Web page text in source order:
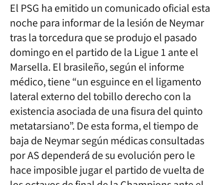
El PSG ha emitido un comunicado oficial esta
noche para informar de la lesión de Neymar
tras la torcedura que se produjo el pasado
domingo en el partido de la Ligue 1 ante el
Marsella. El brasileño, según el informe
médico, tiene “un esguince en el ligamento
lateral externo del tobillo derecho con la
existencia asociada de una fisura del quinto
metatarsiano”. De esta forma, el tiempo de
baja de Neymar según médicas consultadas
por AS dependerá de su evolución pero le
hace imposible jugar el partido de vuelta de